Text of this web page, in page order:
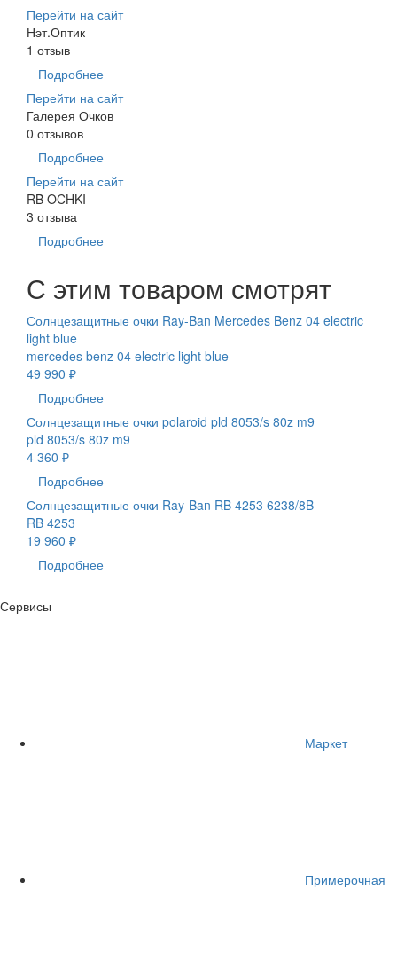
Перейти на сайт
Нэт.Оптик
1 отзыв
Подробнее
Перейти на сайт
Галерея Очков
0 отзывов
Подробнее
Перейти на сайт
RB OCHKI
3 отзыва
Подробнее
С этим товаром смотрят
Солнцезащитные очки Ray-Ban Mercedes Benz 04 electric
light blue
mercedes benz 04 electric light blue
49 990 ₽
Подробнее
Солнцезащитные очки polaroid pld 8053/s 80z m9
pld 8053/s 80z m9
4 360 ₽
Подробнее
Солнцезащитные очки Ray-Ban RB 4253 6238/8B
RB 4253
19 960 ₽
Подробнее
Сервисы
Маркет
Примерочная